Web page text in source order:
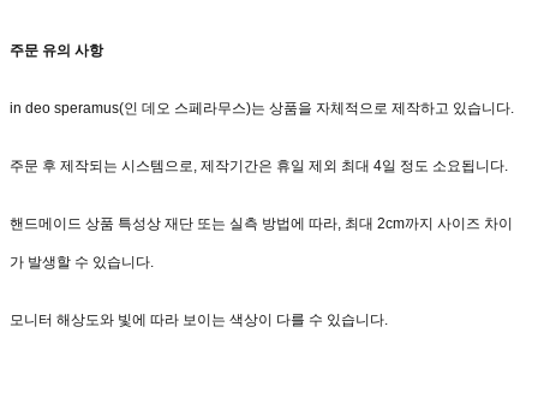
주문 유의 사항
in deo speramus(인 데오 스페라무스)는 상품을 자체적으로 제작하고 있습니다.
주문 후 제작되는 시스템으로, 제작기간은 휴일 제외 최대 4일 정도 소요됩니다.
핸드메이드 상품 특성상 재단 또는 실측 방법에 따라, 최대 2cm까지 사이즈 차이
가 발생할 수 있습니다.
모니터 해상도와 빛에 따라 보이는 색상이 다를 수 있습니다.